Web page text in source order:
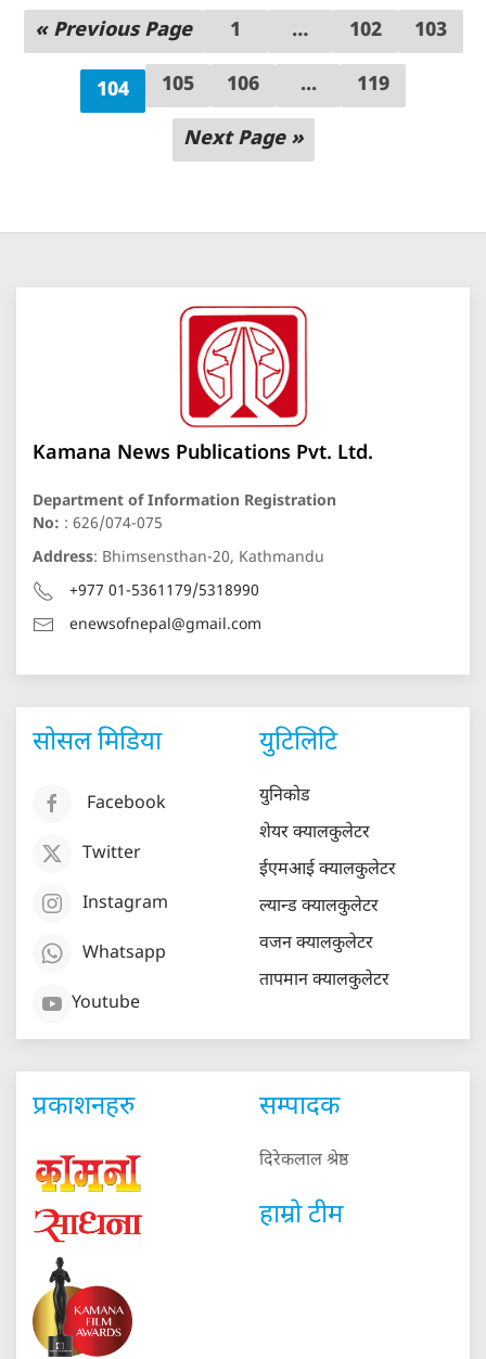
« Previous Page 1 … 102 103
104 105 106 ... 119
Next Page »
Kamana News Publications Pvt. Ltd.
Department of Information Registration
No: : 626/074-075
Address: Bhimsensthan-20, Kathmandu
+977 01-5361179/5318990
enewsofnepal@gmail.com
सोसल मिडिया
Facebook
Twitter
Instagram
Whatsapp
Youtube
युटिलिटि
युनिकोड
शेयर क्यालकुलेटर
ईएमआई क्यालकुलेटर
ल्यान्ड क्यालकुलेटर
वजन क्यालकुलेटर
तापमान क्यालकुलेटर
प्रकाशनहरु सम्पादक
दिरेकलाल श्रेष्ठ
हाम्रो टीम